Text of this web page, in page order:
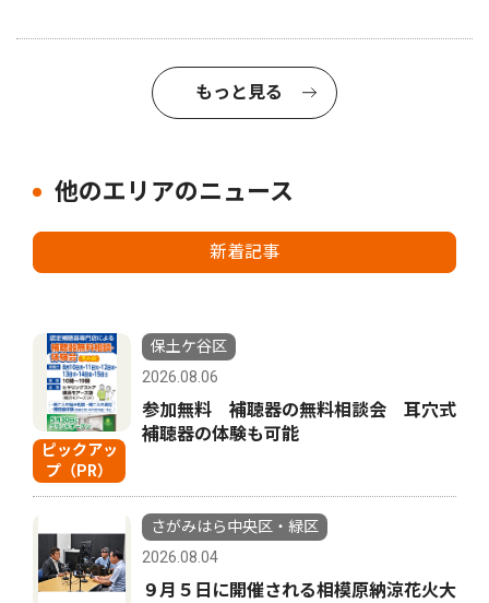
もっと見る
他のエリアのニュース
新着記事
ピックアッ
プ（PR）
保土ケ谷区
2026.08.06
参加無料 補聴器の無料相談会 耳穴式
補聴器の体験も可能
さがみはら中央区・緑区
2026.08.04
９月５日に開催される相模原納涼花火大